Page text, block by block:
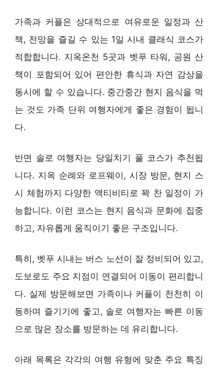
가족과 커플은 상대적으로 여유로운 일정과 산
책, 전망을 즐길 수 있는 1일 시내 클래식 코스가
적합합니다. 지옥온천 5곳과 벳푸 타워, 공원 산
책이 포함되어 있어 편안한 휴식과 자연 감상을
동시에 할 수 있습니다. 중간중간 현지 음식을 먹
는 것도 가족 단위 여행자에게 좋은 경험이 됩니
다.
반면 솔로 여행자는 당일치기 풀 코스가 추천됩
니다. 지옥 순례와 로프웨이, 시장 방문, 현지 스
시 체험까지 다양한 액티비티로 꽉 찬 일정이 가
능합니다. 이런 코스는 현지 음식과 문화에 집중
하고, 자유롭게 움직이기 좋은 구조입니다.
특히, 벳푸 시내는 버스 노선이 잘 정비되어 있고,
도보로도 주요 지점이 연결되어 이동이 편리합니
다. 실제 방문해보면 가족이나 커플이 천천히 이
동하며 즐기기에 좋고, 솔로 여행자는 빠른 이동
으로 많은 장소를 방문하는 데 유리합니다.
아래 목록은 각각의 여행 유형에 맞춘 주요 특징